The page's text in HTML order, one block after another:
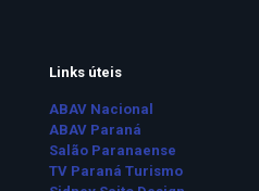
Links úteis
ABAV Nacional
ABAV Paraná
Salão Paranaense
TV Paraná Turismo